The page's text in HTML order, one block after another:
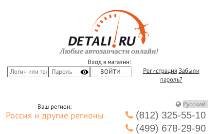
Вход в магазин:
Регистрация Забыли
пароль?
Ваш регион:
Россия и другие регионы
(812) 325-55-10
(499) 678-29-90